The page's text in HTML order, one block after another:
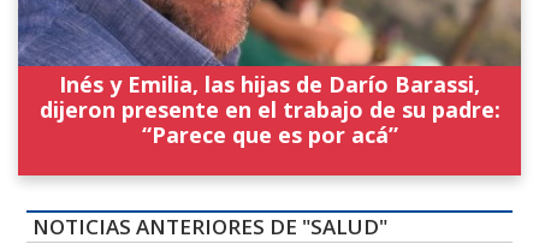
Inés y Emilia, las hijas de Darío Barassi,
dijeron presente en el trabajo de su padre:
“Parece que es por acá”
NOTICIAS ANTERIORES DE "SALUD"